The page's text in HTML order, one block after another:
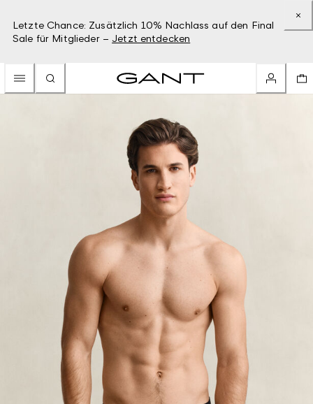
Letzte Chance: Zusätzlich 10% Nachlass auf den Final
Sale für Mitglieder – Jetzt entdecken